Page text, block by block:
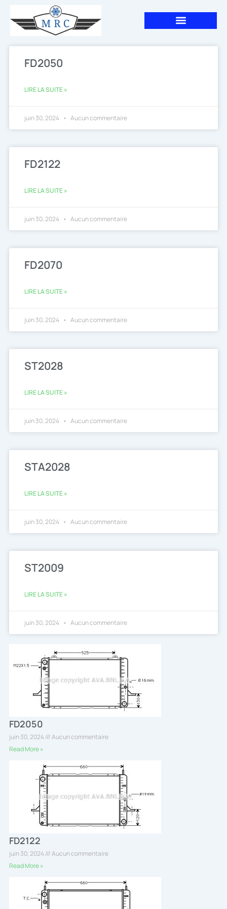
contenu
FD2050
LIRE LA SUITE »
juin 30, 2024 Aucun commentaire
FD2122
LIRE LA SUITE »
juin 30, 2024 Aucun commentaire
FD2070
LIRE LA SUITE »
juin 30, 2024 Aucun commentaire
ST2028
LIRE LA SUITE »
juin 30, 2024 Aucun commentaire
STA2028
LIRE LA SUITE »
juin 30, 2024 Aucun commentaire
ST2009
LIRE LA SUITE »
juin 30, 2024 Aucun commentaire
FD2050
juin 30, 2024
Aucun commentaire
Read More »
FD2122
juin 30, 2024
Aucun commentaire
Read More »